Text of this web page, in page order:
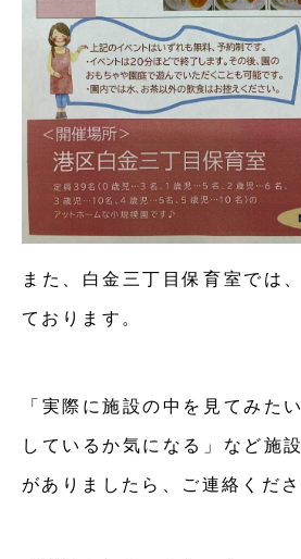
また、白金三丁目保育室では
ております。
「実際に施設の中を見てみた
しているか気になる」など施
がありましたら、ご連絡くださ